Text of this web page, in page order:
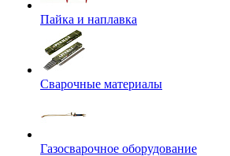
Пайка и наплавка
Сварочные материалы
Газосварочное оборудование